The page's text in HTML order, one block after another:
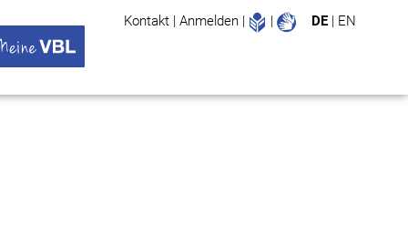
Kontakt | Anmelden | Leichte Sprache
| DE | EN